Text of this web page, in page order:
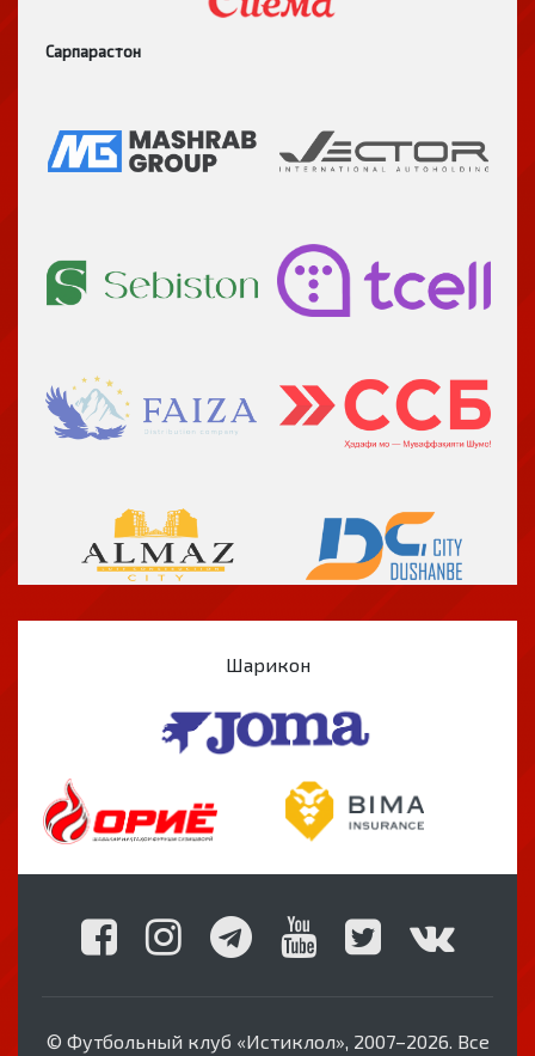
Сарпарастон
Шарикон
© Футбольный клуб «Истиклол», 2007–2026. Все